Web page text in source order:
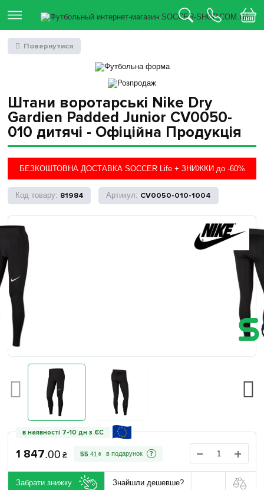
Штани воротарські Nike Dry
Gardien Padded Junior CV0050-
010 дитячі - Офіційна Продукція
БЕЗКОШТОВНА ДОСТАВКА SOCCER Life + ЗНИЖКИ до -60%
81984 CV0050-010-1004
в наявності 7-10 дн з ЄС
1 847.00 ₴ 55 .41 ₴ ?
Забрати знижку Знайшли дешевше?
Повернутися